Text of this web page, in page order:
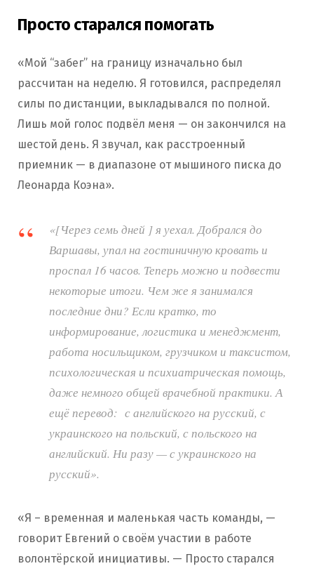
Просто старался помогать
«Мой “забег” на границу изначально был
рассчитан на неделю. Я готовился, распределял
силы по дистанции, выкладывался по полной.
Лишь мой голос подвёл меня — он закончился на
шестой день. Я звучал, как расстроенный
приемник — в диапазоне от мышиного писка до
Леонарда Коэна».
«[Через семь дней ] я уехал. Добрался до
Варшавы, упал на гостиничную кровать и
проспал 16 часов. Теперь можно и подвести
некоторые итоги. Чем же я занимался
последние дни? Если кратко, то
информирование, логистика и менеджмент,
работа носильщиком, грузчиком и таксистом,
психологическая и психиатрическая помощь,
даже немного общей врачебной практики. А
ещё перевод: с английского на русский, с
украинского на польский, с польского на
английский. Ни разу — с украинского на
русский».
«Я – временная и маленькая часть команды, —
говорит Евгений о своём участии в работе
волонтёрской инициативы. — Просто старался